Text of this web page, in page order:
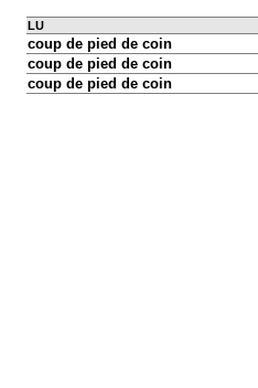
LU
coup de pied de coin
coup de pied de coin
coup de pied de coin